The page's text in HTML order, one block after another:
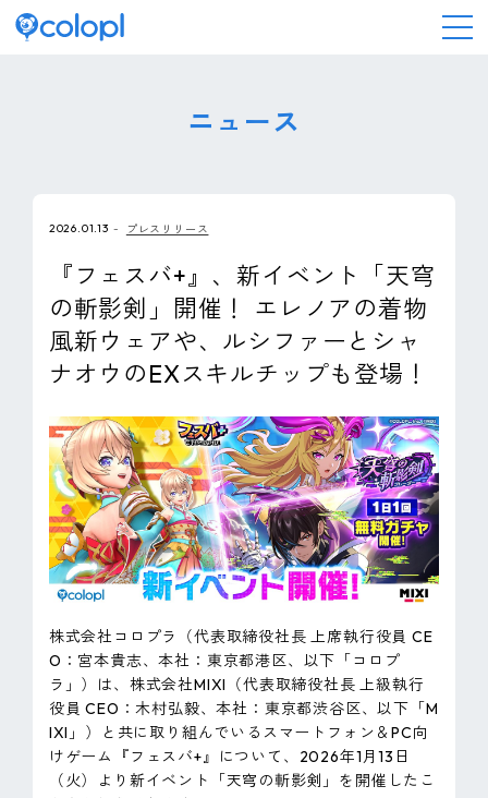
IR情報
採用情報
サステナビリティ
ピンマーク
EN
ニュース
2026.01.13 プレスリリース
『フェスバ+』、新イベント「天穹
の斬影剣」開催！ エレノアの着物
風新ウェアや、ルシファーとシャ
ナオウのEXスキルチップも登場！
株式会社コロプラ（代表取締役社長 上席執行役員 CE
O：宮本貴志、本社：東京都港区、以下「コロプ
ラ」）は、株式会社MIXI（代表取締役社長 上級執行
役員 CEO：木村弘毅、本社：東京都渋谷区、以下「M
IXI」）と共に取り組んでいるスマートフォン＆PC向
けゲーム『フェスバ+』について、2026年1月13日
（火）より新イベント「天穹の斬影剣」を開催したこ